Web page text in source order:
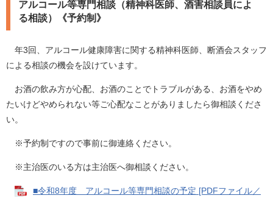
アルコール等専門相談（精神科医師、酒害相談員によ
る相談）《予約制》
年3回、アルコール健康障害に関する精神科医師、断酒会スタッフ
による相談の機会を設けています。
お酒の飲み方が心配、お酒のことでトラブルがある、お酒をやめ
たいけどやめられない等ご心配なことがありましたら御相談くださ
い。
※予約制ですので事前に御連絡ください。
※主治医のいる方は主治医へ御相談ください。
■令和8年度 アルコール等専門相談の予定 [PDFファイル／